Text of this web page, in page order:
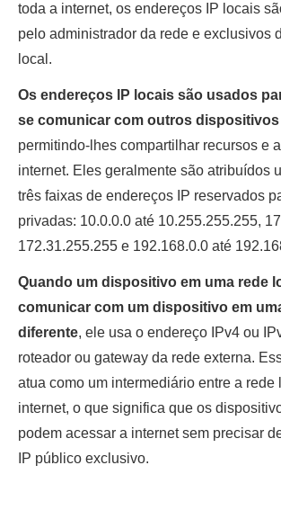
toda a internet, os endereços IP locais
pelo administrador da rede e exclusivos
local.
Os endereços IP locais são usados
se comunicar com outros dispositivos
permitindo-lhes compartilhar recursos e
internet. Eles geralmente são atribuídos
três faixas de endereços IP reservados
privadas: 10.0.0.0 até 10.255.255.255,
172.31.255.255 e 192.168.0.0 até
Quando um dispositivo em uma rede
comunicar com um dispositivo em
diferente, ele usa o endereço IPv4 ou
roteador ou gateway da rede externa.
atua como um intermediário entre a rede
internet, o que significa que os
podem acessar a internet sem precisar
IP público exclusivo.